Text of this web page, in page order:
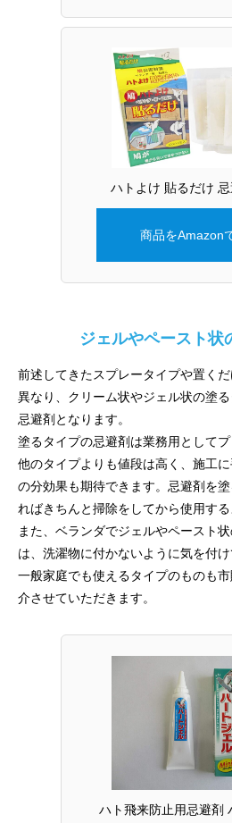
ハトよけ 貼るだけ
商品をAmazon
ジェルやペースト状
前述してきたスプレータイプや置く
異なり、クリーム状やジェル状の塗
忌避剤となります。
塗るタイプの忌避剤は業務用としてプ
他のタイプよりも値段は高く、施工
の分効果も期待できます。忌避剤を
ればきちんと掃除をしてから使用する
また、ベランダでジェルやペースト
は、洗濯物に付かないように気を付け
一般家庭でも使えるタイプのものも
介させていただきます。
ハト飛来防止用忌避剤